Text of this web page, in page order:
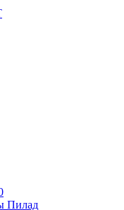
Пилад